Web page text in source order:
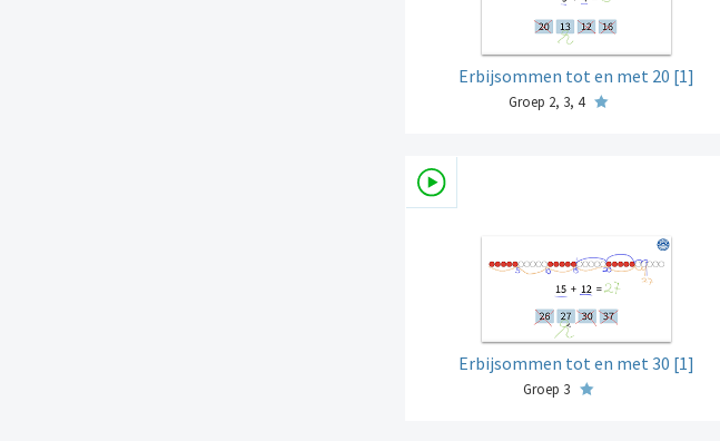
Erbijsommen tot en met 20 [1]
Groep 2, 3, 4
Erbijsommen tot en met 30 [1]
Groep 3